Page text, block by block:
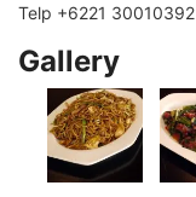
Telp +6221 30010392
Gallery